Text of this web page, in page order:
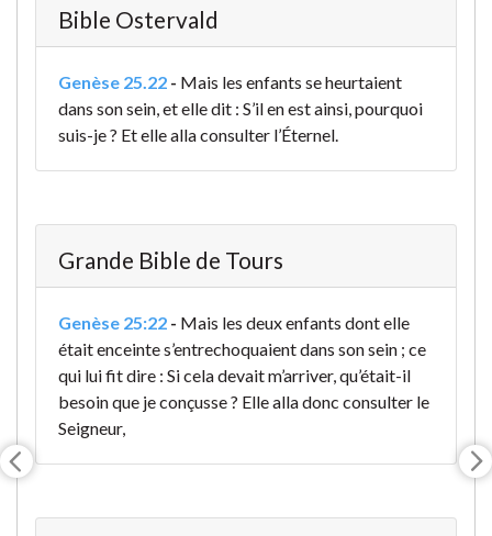
Bible Ostervald
Genèse 25.22 - Mais les enfants se heurtaient
dans son sein, et elle dit : S’il en est ainsi, pourquoi
suis-je ? Et elle alla consulter l’Éternel.
Grande Bible de Tours
Genèse 25:22 - Mais les deux enfants dont elle
était enceinte s’entrechoquaient dans son sein ; ce
qui lui fit dire : Si cela devait m’arriver, qu’était-il
besoin que je conçusse ? Elle alla donc consulter le
Seigneur,